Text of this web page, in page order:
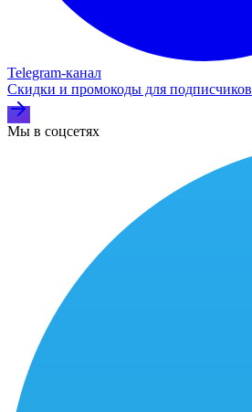
Telegram‑канал
Скидки и промокоды для подписчиков
Мы в соцсетях